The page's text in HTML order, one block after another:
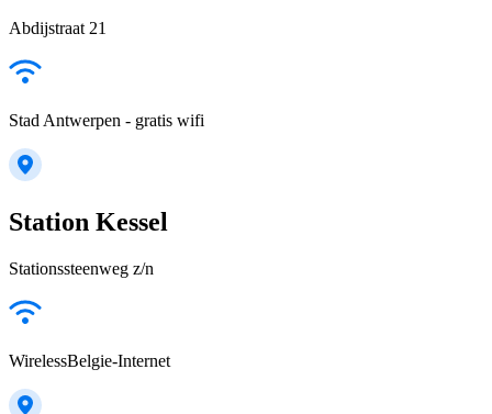
Abdijstraat 21
Stad Antwerpen - gratis wifi
Station Kessel
Stationssteenweg z/n
WirelessBelgie-Internet